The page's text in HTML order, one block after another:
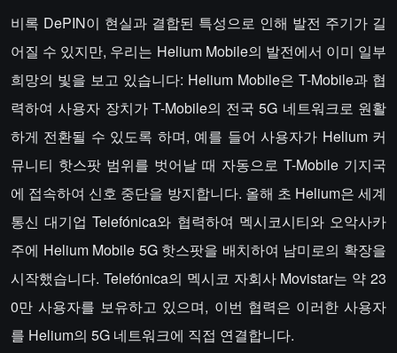
비록 DePIN이 현실과 결합된 특성으로 인해 발전 주기가 길
어질 수 있지만, 우리는 Helium Mobile의 발전에서 이미 일부
희망의 빛을 보고 있습니다: Helium Mobile은 T-Mobile과 협
력하여 사용자 장치가 T-Mobile의 전국 5G 네트워크로 원활
하게 전환될 수 있도록 하며, 예를 들어 사용자가 Helium 커
뮤니티 핫스팟 범위를 벗어날 때 자동으로 T-Mobile 기지국
에 접속하여 신호 중단을 방지합니다. 올해 초 Helium은 세계
통신 대기업 Telefónica와 협력하여 멕시코시티와 오악사카
주에 Helium Mobile 5G 핫스팟을 배치하여 남미로의 확장을
시작했습니다. Telefónica의 멕시코 자회사 Movistar는 약 23
0만 사용자를 보유하고 있으며, 이번 협력은 이러한 사용자
를 Helium의 5G 네트워크에 직접 연결합니다.